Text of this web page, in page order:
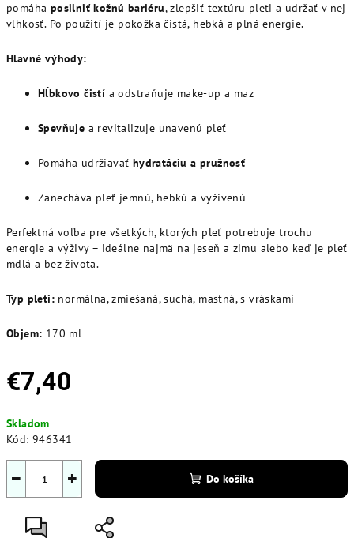
pomáha posilniť kožnú bariéru, zlepšiť textúru pleti a udržať v nej
vlhkosť. Po použití je pokožka čistá, hebká a plná energie.
Hlavné výhody:
Hĺbkovo čistí a odstraňuje make-up a maz
Spevňuje a revitalizuje unavenú pleť
Pomáha udržiavať hydratáciu a pružnosť
Zanecháva pleť jemnú, hebkú a vyživenú
Perfektná voľba pre všetkých, ktorých pleť potrebuje trochu
energie a výživy – ideálne najmä na jeseň a zimu alebo keď je pleť
mdlá a bez života.
Typ pleti: normálna, zmiešaná, suchá, mastná, s vráskami
Objem: 170 ml
€7,40
cena:
Skladom
Kód: 946341
+
− Do košíka